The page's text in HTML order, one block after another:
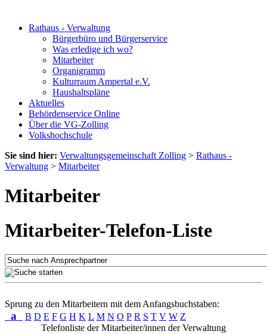
Rathaus - Verwaltung
Bürgerbüro und Bürgerservice
Was erledige ich wo?
Mitarbeiter
Organigramm
Kulturraum Ampertal e.V.
Haushaltspläne
Aktuelles
Behördenservice Online
Über die VG-Zolling
Volkshochschule
Sie sind hier: Verwaltungsgemeinschaft Zolling > Rathaus -
Verwaltung > Mitarbeiter
Mitarbeiter
Mitarbeiter-Telefon-Liste
Sprung zu den Mitarbeitern mit dem Anfangsbuchstaben:
a B D E F G H K L M N O P R S T V W Z
Telefonliste der Mitarbeiter/innen der Verwaltung